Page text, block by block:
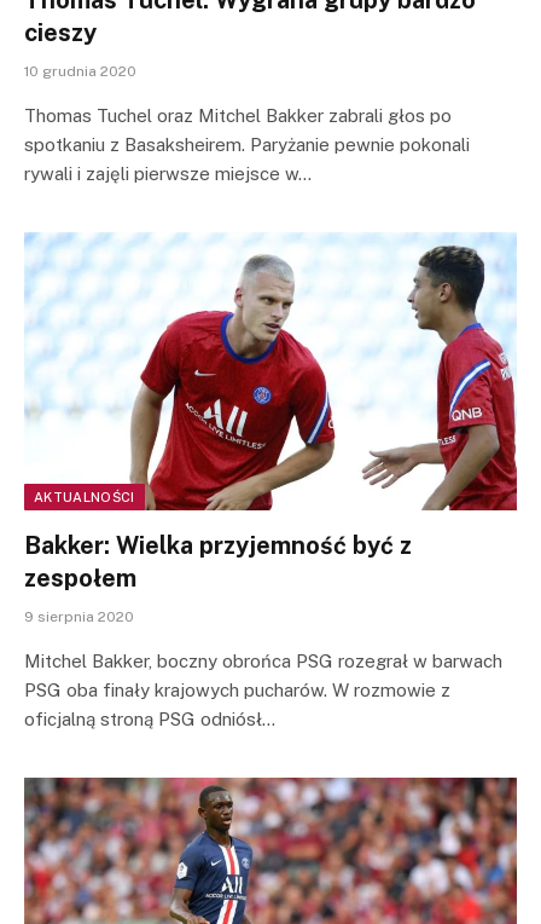
cieszy
10 grudnia 2020
Thomas Tuchel oraz Mitchel Bakker zabrali głos po
spotkaniu z Basaksheirem. Paryżanie pewnie pokonali
rywali i zajęli pierwsze miejsce w…
AKTUALNOŚCI
Bakker: Wielka przyjemność być z
zespołem
9 sierpnia 2020
Mitchel Bakker, boczny obrońca PSG rozegrał w barwach
PSG oba finały krajowych pucharów. W rozmowie z
oficjalną stroną PSG odniósł…